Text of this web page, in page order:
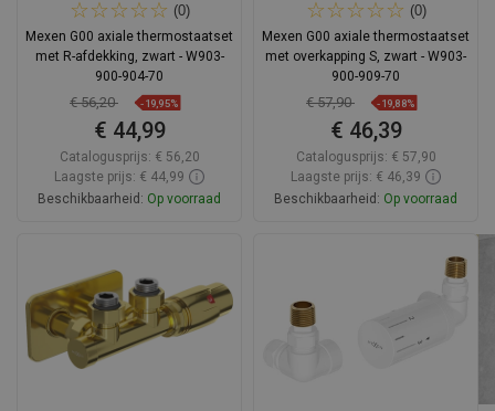
(0)
Mexen G00 axiale thermostaatset
met R-afdekking, zwart - W903-
900-904-70
€ 56,20 -19,95%
€ 44,99
Catalogusprijs: € 56,20
Laagste prijs: € 44,99
Beschikbaarheid: Op voorraad
favorite_border Favoriet
Vergelijk
(0)
Mexen G00 axiale thermostaatset
met overkapping S, zwart - W903-
900-909-70
€ 57,90 -19,88%
€ 46,39
Catalogusprijs: € 57,90
Laagste prijs: € 46,39
Beschikbaarheid: Op voorraad